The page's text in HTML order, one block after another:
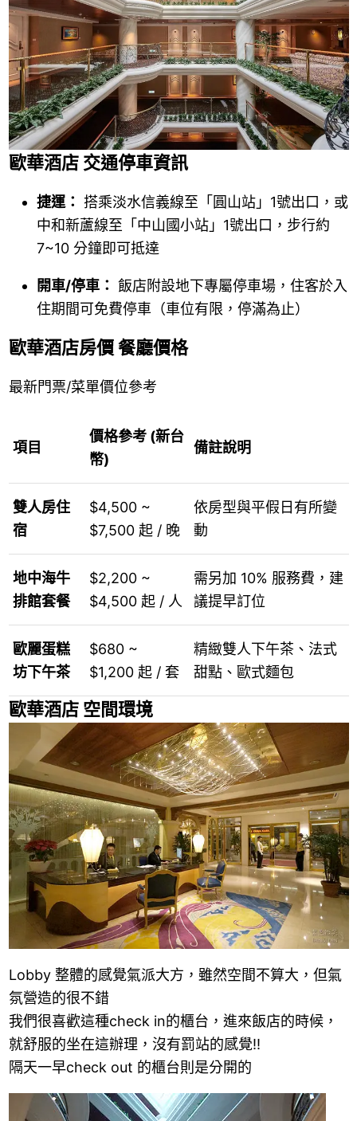
歐華酒店 交通停車資訊
捷運： 搭乘淡水信義線至「圓山站」1號出口，或
中和新蘆線至「中山國小站」1號出口，步行約
7~10 分鐘即可抵達
開車/停車： 飯店附設地下專屬停車場，住客於入
住期間可免費停車（車位有限，停滿為止）
歐華酒店房價 餐廳價格
最新門票/菜單價位參考
項目
價格參考 (新台
幣)
備註說明
雙人房住
宿
$4,500 ~
$7,500 起 / 晚
依房型與平假日有所變
動
地中海牛
排館套餐
$2,200 ~
$4,500 起 / 人
需另加 10% 服務費，建
議提早訂位
歐麗蛋糕
坊下午茶
$680 ~
$1,200 起 / 套
精緻雙人下午茶、法式
甜點、歐式麵包
歐華酒店 空間環境
Lobby 整體的感覺氣派大方，雖然空間不算大，但氣
氛營造的很不錯
我們很喜歡這種check in的櫃台，進來飯店的時候，
就舒服的坐在這辦理，沒有罰站的感覺!!
隔天一早check out 的櫃台則是分開的